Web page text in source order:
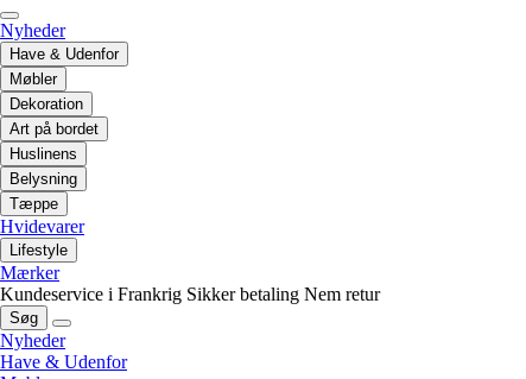
Nyheder
Have & Udenfor
Møbler
Dekoration
Art på bordet
Huslinens
Belysning
Tæppe
Hvidevarer
Lifestyle
Mærker
Kundeservice i Frankrig Sikker betaling Nem retur
Søg
Nyheder
Have & Udenfor